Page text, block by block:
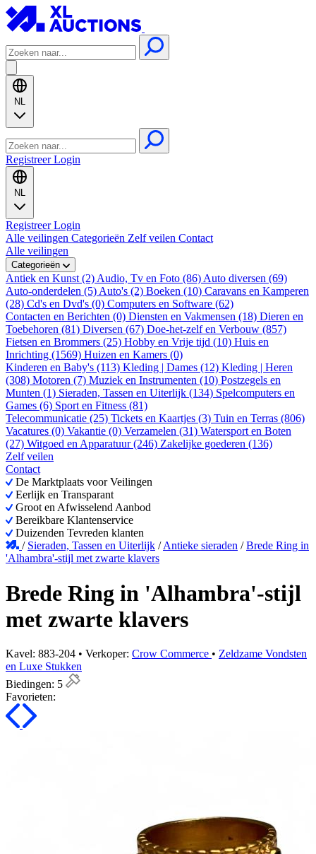
NL
RegistreerLogin
NL
RegistreerLogin
Alle veilingen Categorieën Zelf veilen Contact
Alle veilingen
Categorieën
Antiek en Kunst (2) Audio, Tv en Foto (86) Auto diversen (69)
Auto-onderdelen (5) Auto's (2) Boeken (10) Caravans en Kamperen
(28) Cd's en Dvd's (0) Computers en Software (62)
Contacten en Berichten (0) Diensten en Vakmensen (18) Dieren en
Toebehoren (81) Diversen (67) Doe-het-zelf en Verbouw (857)
Fietsen en Brommers (25) Hobby en Vrije tijd (10) Huis en
Inrichting (1569) Huizen en Kamers (0)
Kinderen en Baby's (113) Kleding | Dames (12) Kleding | Heren
(308) Motoren (7) Muziek en Instrumenten (10) Postzegels en
Munten (1) Sieraden, Tassen en Uiterlijk (134) Spelcomputers en
Games (6) Sport en Fitness (81)
Telecommunicatie (25) Tickets en Kaartjes (3) Tuin en Terras (806)
Vacatures (0) Vakantie (0) Verzamelen (31) Watersport en Boten
(27) Witgoed en Apparatuur (246) Zakelijke goederen (136)
Zelf veilen
Contact
De Marktplaats voor Veilingen
Eerlijk en Transparant
Groot en Afwisselend Aanbod
Bereikbare Klantenservice
Duizenden Tevreden klanten
/ Sieraden, Tassen en Uiterlijk /Antieke sieraden /Brede Ring in
'Alhambra'-stijl met zwarte klavers
Brede Ring in 'Alhambra'-stijl
met zwarte klavers
Kavel: 883-204 • Verkoper: Crow Commerce • Zeldzame Vondsten
en Luxe Stukken
Biedingen: 5
Favorieten: